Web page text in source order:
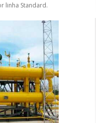
linha Standard.